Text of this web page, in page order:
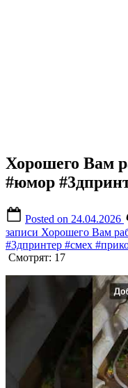
Хорошего Вам
#юмор
Posted on 24.04.2026
записи Хорошего Вам
#3дпринтер #смех
Смотрят: 17